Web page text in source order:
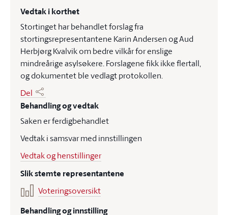
Vedtak i korthet
Stortinget har behandlet forslag fra
stortingsrepresentantene Karin Andersen og Aud
Herbjørg Kvalvik om bedre vilkår for enslige
mindreårige asylsøkere. Forslagene fikk ikke flertall,
og dokumentet ble vedlagt protokollen.
Del
Behandling og vedtak
Saken er ferdigbehandlet
Vedtak i samsvar med innstillingen
Vedtak og henstillinger
Slik stemte representantene
Voteringsoversikt
Behandling og innstilling